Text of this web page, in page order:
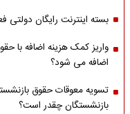
بسته اینترنت رایگان دولتی فعال
واریز کمک هزینه اضافه با
اضافه می شود؟
تسویه معوقات حقوق
بازنشستگان چقدر است؟